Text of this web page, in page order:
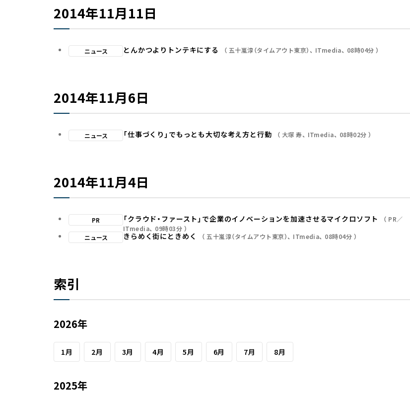
2014年11月11日
ニュース とんかつよりトンテキにする 五十嵐淳（タイムアウト東京） ITmedia 08時04分
2014年11月6日
ニュース 「仕事づくり」でもっとも大切な考え方と行動 大塚 寿 ITmedia 08時02分
2014年11月4日
PR 「クラウド・ファースト」で企業のイノベーションを加速させるマイクロソフト
PR／
ITmedia
09時03分
ニュース
きらめく街にときめく 五十嵐淳（タイムアウト東京） ITmedia 08時04分
索引
2026年
1月 2月 3月 4月 5月 6月 7月 8月
2025年